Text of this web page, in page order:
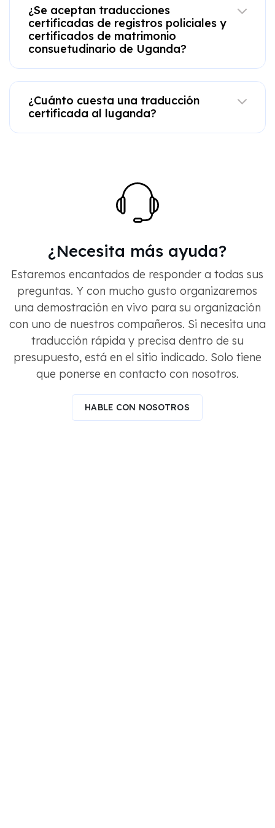
¿Se aceptan traducciones
certificadas de registros policiales y
certificados de matrimonio
consuetudinario de Uganda?
¿Cuánto cuesta una traducción
certificada al luganda?
¿Necesita más ayuda?
Estaremos encantados de responder a todas sus
preguntas. Y con mucho gusto organizaremos
una demostración en vivo para su organización
con uno de nuestros compañeros. Si necesita una
traducción rápida y precisa dentro de su
presupuesto, está en el sitio indicado. Solo tiene
que ponerse en contacto con nosotros.
HABLE CON NOSOTROS